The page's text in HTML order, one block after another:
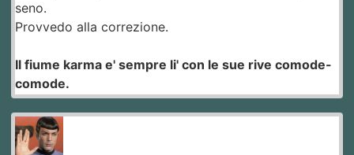
seno.
Provvedo alla correzione.
Il fiume karma e' sempre li' con le sue rive comode-
comode.